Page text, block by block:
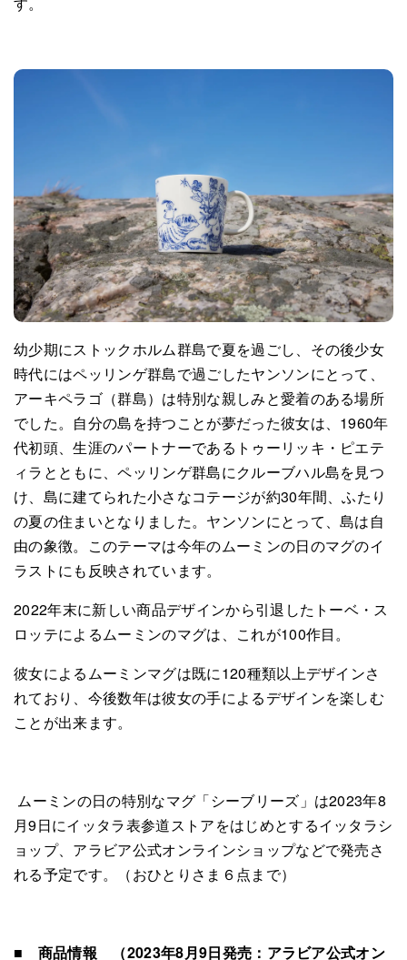
幼少期にストックホルム群島で夏を過ごし、その後少女
時代にはペッリンゲ群島で過ごしたヤンソンにとって、
アーキペラゴ（群島）は特別な親しみと愛着のある場所
でした。自分の島を持つことが夢だった彼女は、1960年
代初頭、生涯のパートナーであるトゥーリッキ・ピエテ
ィラとともに、ペッリンゲ群島にクルーブハル島を見つ
け、島に建てられた小さなコテージが約30年間、ふたり
の夏の住まいとなりました。ヤンソンにとって、島は自
由の象徴。このテーマは今年のムーミンの日のマグのイ
ラストにも反映されています。
2022年末に新しい商品デザインから引退したトーベ・ス
ロッテによるムーミンのマグは、これが100作目。
彼女によるムーミンマグは既に120種類以上デザインさ
れており、今後数年は彼女の手によるデザインを楽しむ
ことが出来ます。
ムーミンの日の特別なマグ「シーブリーズ」は2023年8
月9日にイッタラ表参道ストアをはじめとするイッタラシ
ョップ、アラビア公式オンラインショップなどで発売さ
れる予定です。（おひとりさま６点まで）
■ 商品情報 （2023年8月9日発売：アラビア公式オン